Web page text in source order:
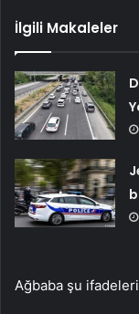
İlgili Makaleler
Ağbaba şu